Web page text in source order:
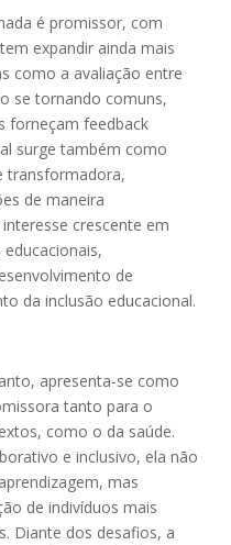
é promissor, com
expandir ainda mais
como a avaliação entre
se tornando comuns,
forneçam feedback
surge também como
transformadora,
de maneira
crescente em
de
da inclusão educacional.
apresenta-se como
tanto para o
como o da saúde.
e inclusivo, ela não
mas
de indivíduos mais
Diante dos desafios, a